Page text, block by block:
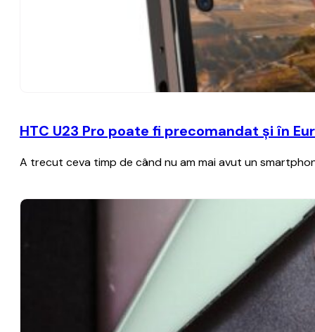
HTC U23 Pro poate fi precomandat şi în
A trecut ceva timp de când nu am mai avut un